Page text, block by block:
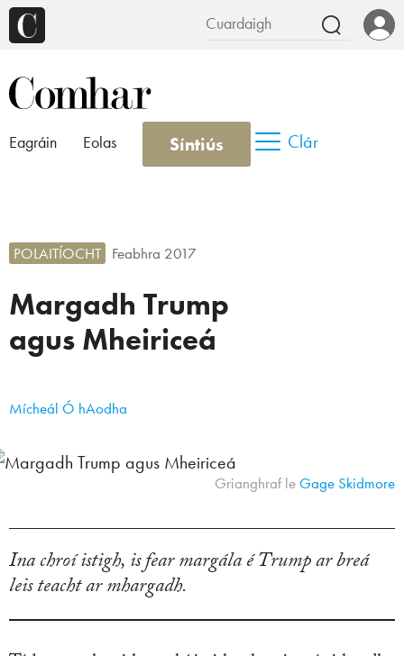
Eagráin Eolas Síntiús Clár
Margadh Trump
agus Mheiriceá
POLAITÍOCHT Feabhra 2017
Mícheál Ó hAodha
Grianghraf leGage Skidmore
Ina chroí istigh, is fear margála é Trump ar breá
leis teacht ar mhargadh.